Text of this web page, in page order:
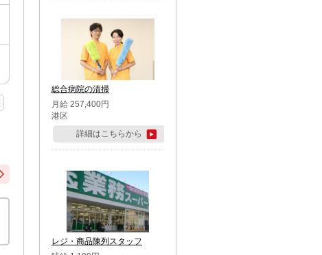
総合病院の清掃
月給 257,400円
港区
詳細はこちらから
レジ・商品陳列スタッフ